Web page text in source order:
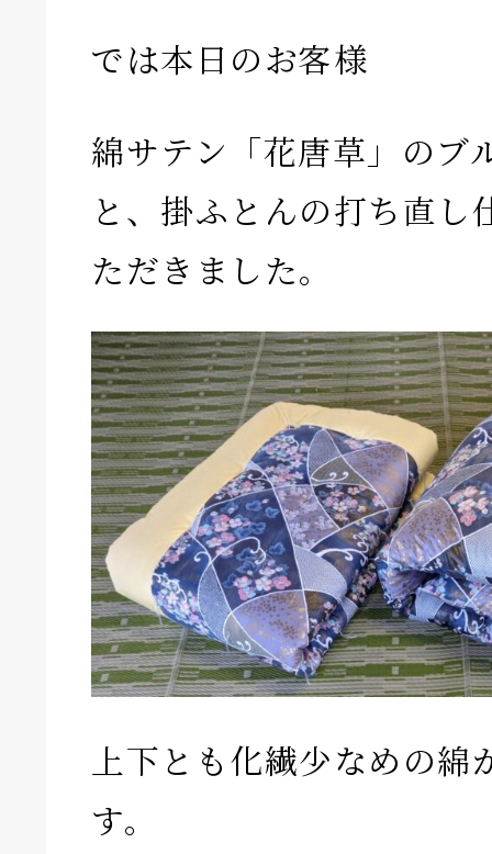
では本日のお客様
綿サテン「花唐草」のブ
と、掛ふとんの打ち直し
ただきました。
上下とも化繊少なめの綿
す。